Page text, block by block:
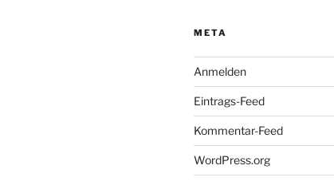
META
Anmelden
Eintrags-Feed
Kommentar-Feed
WordPress.org